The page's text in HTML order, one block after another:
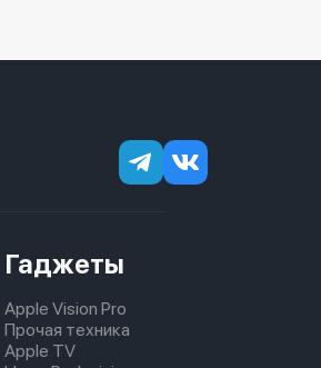
Гаджеты
Apple Vision Pro
Прочая техника
Apple TV